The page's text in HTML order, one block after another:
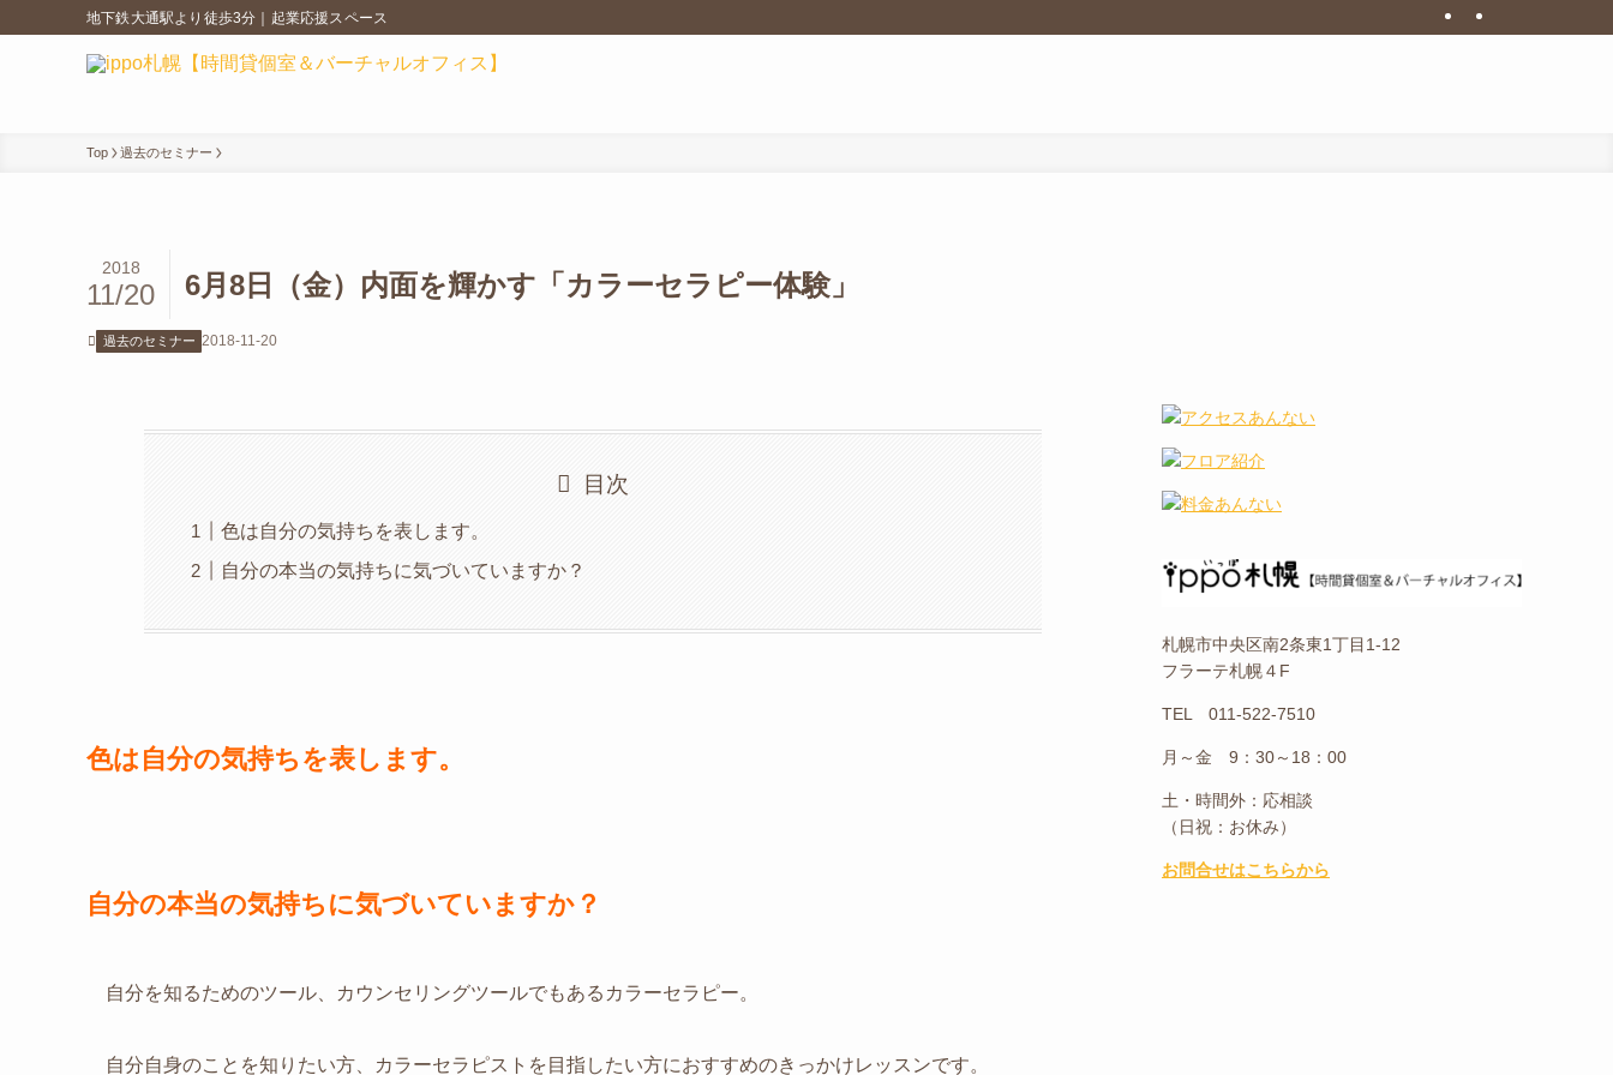
地下鉄大通駅より徒歩3分｜起業応援スペース
Top 過去のセミナー
6月8日（金）内面を輝かす「カラーセラピー体験」
2018
11/20
過去のセミナー 2018-11-20
目次
色は自分の気持ちを表します。
自分の本当の気持ちに気づいていますか？
色は自分の気持ちを表します。
自分の本当の気持ちに気づいていますか？
自分を知るためのツール、カウンセリングツールでもあるカラーセラピー。
自分自身のことを知りたい方、カラーセラピストを目指したい方におすすめのきっかけレッスンです。
札幌市中央区南2条東1丁目1-12
フラーテ札幌４F
TEL 011-522-7510
月～金 9：30～18：00
土・時間外：応相談
（日祝：お休み）
お問合せはこちらから